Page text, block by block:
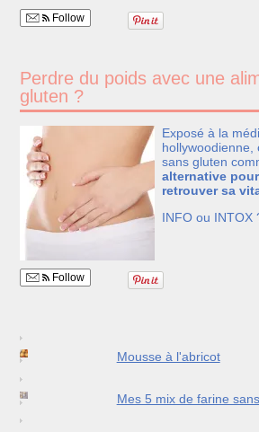
Follow
Perdre du poids avec une
gluten ?
Exposé à la
hollywoodienne,
sans gluten
alternative
retrouver sa
INFO ou INTOX
Follow
Mousse à l'abricot
Mes 5 mix de farine